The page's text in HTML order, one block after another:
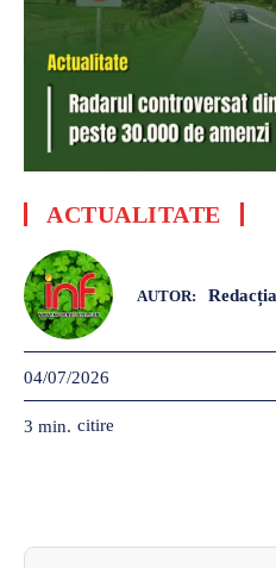
ACTUALITATE
AUTOR:
04/07/2026
3 min. citire